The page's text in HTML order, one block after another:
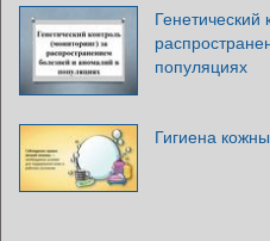
Генетический
популяциях
Гигиена